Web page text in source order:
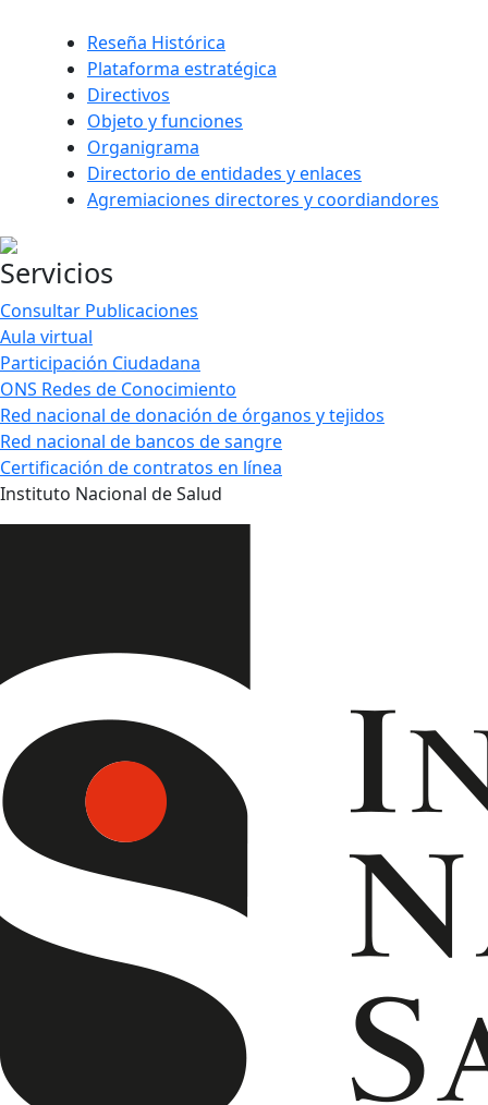
Reseña Histórica
Plataforma estratégica
Directivos
Objeto y funciones
Organigrama
Directorio de entidades y enlaces
Agremiaciones directores y coordiandores
Servicios
Consultar Publicaciones
Aula virtual
Participación Ciudadana
ONS Redes de Conocimiento
Red nacional de donación de órganos y tejidos
Red nacional de bancos de sangre
Certificación de contratos en línea
Instituto Nacional de Salud